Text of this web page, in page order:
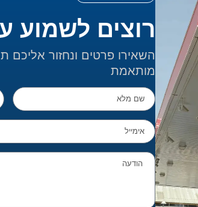
רוצים לשמוע
מותאמת
שם
מלא
אימייל
הודעה